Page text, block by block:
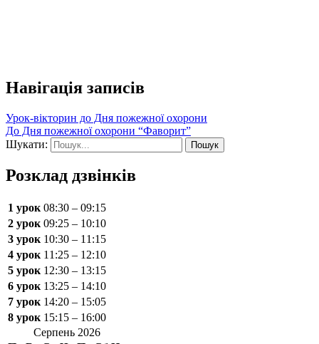
Навігація записів
Урок-вікторин до Дня пожежної охорони
До Дня пожежної охорони “Фаворит”
Шукати:
Розклад дзвінків
1 урок 08:30 – 09:15
2 урок 09:25 – 10:10
3 урок 10:30 – 11:15
4 урок 11:25 – 12:10
5 урок 12:30 – 13:15
6 урок 13:25 – 14:10
7 урок 14:20 – 15:05
8 урок 15:15 – 16:00
Серпень 2026